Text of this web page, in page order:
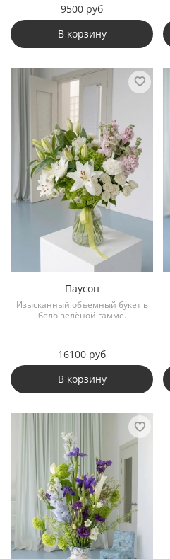
9500 руб
В корзину
Паусон
Изысканный объемный букет в
бело-зелёной гамме.
16100 руб
В корзину